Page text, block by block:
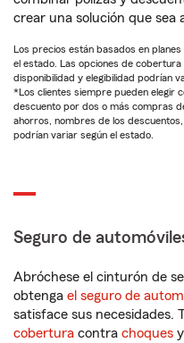
crear una solución que sea
Los precios están basados en
el estado. Las opciones de
disponibilidad y elegibilidad podrían
*Los clientes siempre pueden elegir
descuento por dos o más compras
ahorros, nombres de los
podrían variar según el estado.
Seguro de
Abróchese el cinturón de
obtenga el seguro de
satisface sus necesidades.
cobertura contra choques y